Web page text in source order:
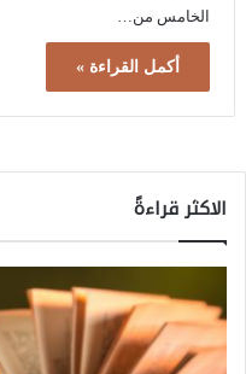
الخامس من…
أكمل القراءة »
الاكثر قراءةً